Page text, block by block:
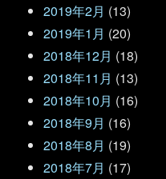
2019年2月 (13)
2019年1月 (20)
2018年12月 (18)
2018年11月 (13)
2018年10月 (16)
2018年9月 (16)
2018年8月 (19)
2018年7月 (17)